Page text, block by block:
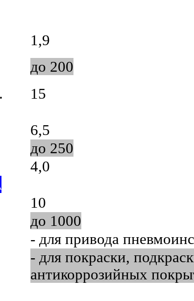
1,9
до 200
15
6,5
до 250
4,0
10
до 1000
- для привода
- для покраски,
антикоррозийных